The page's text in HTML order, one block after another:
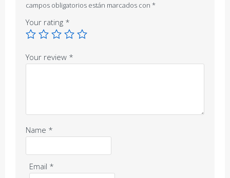
campos obligatorios están marcados con *
Your rating *
Your review *
Name *
Email *